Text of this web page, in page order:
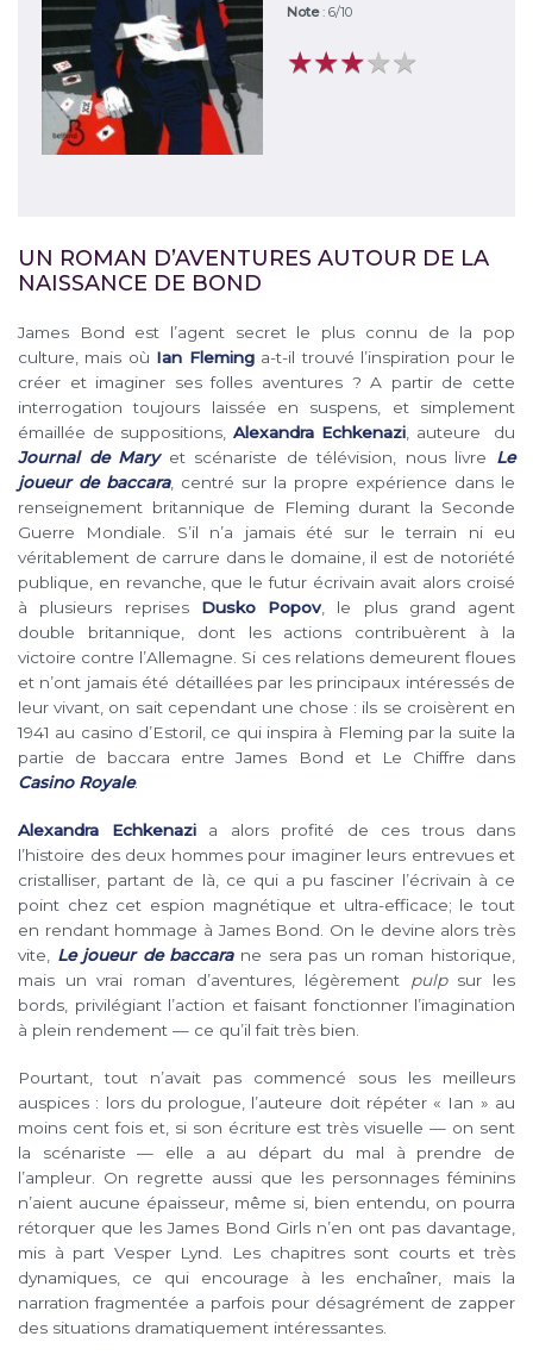
Note: 6/10
★★★★★
★★★★★
UN ROMAN D’AVENTURES AUTOUR DE LA
NAISSANCE DE BOND
James Bond est l’agent secret le plus connu de la pop
culture, mais où Ian Fleminga-t-il trouvé l’inspiration pour le
créer et imaginer ses folles aventures ? A partir de cette
interrogation toujours laissée en suspens, et simplement
émaillée de suppositions,Alexandra Echkenazi, auteure du
Journal de Maryet scénariste de télévision, nous livre Le
joueur de baccara, centré sur la propre expérience dans le
renseignement britannique de Fleming durant la Seconde
Guerre Mondiale. S’il n’a jamais été sur le terrain ni eu
véritablement de carrure dans le domaine, il est de notoriété
publique, en revanche, que le futur écrivain avait alors croisé
à plusieurs reprises Dusko Popov, le plus grand agent
double britannique, dont les actions contribuèrent à la
victoire contre l’Allemagne. Si ces relations demeurent floues
et n’ont jamais été détaillées par les principaux intéressés de
leur vivant, on sait cependant une chose : ils se croisèrent en
1941 au casino d’Estoril, ce qui inspira à Fleming par la suite la
partie de baccara entre James Bond et Le Chiffre dans
Casino Royale.
Alexandra Echkenazia alors profité de ces trous dans
l’histoire des deux hommes pour imaginer leurs entrevues et
cristalliser, partant de là, ce qui a pu fasciner l’écrivain à ce
point chez cet espion magnétique et ultra-efficace; le tout
en rendant hommage à James Bond. On le devine alors très
vite, Le joueur de baccarane sera pas un roman historique,
mais un vrai roman d’aventures, légèrement pulpsur les
bords, privilégiant l’action et faisant fonctionner l’imagination
à plein rendement — ce qu’il fait très bien.
Pourtant, tout n’avait pas commencé sous les meilleurs
auspices : lors du prologue, l’auteure doit répéter « Ian » au
moins cent fois et, si son écriture est très visuelle — on sent
la scénariste — elle a au départ du mal à prendre de
l’ampleur. On regrette aussi que les personnages féminins
n’aient aucune épaisseur, même si, bien entendu, on pourra
rétorquer que les James Bond Girls n’en ont pas davantage,
mis à part Vesper Lynd. Les chapitres sont courts et très
dynamiques, ce qui encourage à les enchaîner, mais la
narration fragmentée a parfois pour désagrément de zapper
des situations dramatiquement intéressantes.